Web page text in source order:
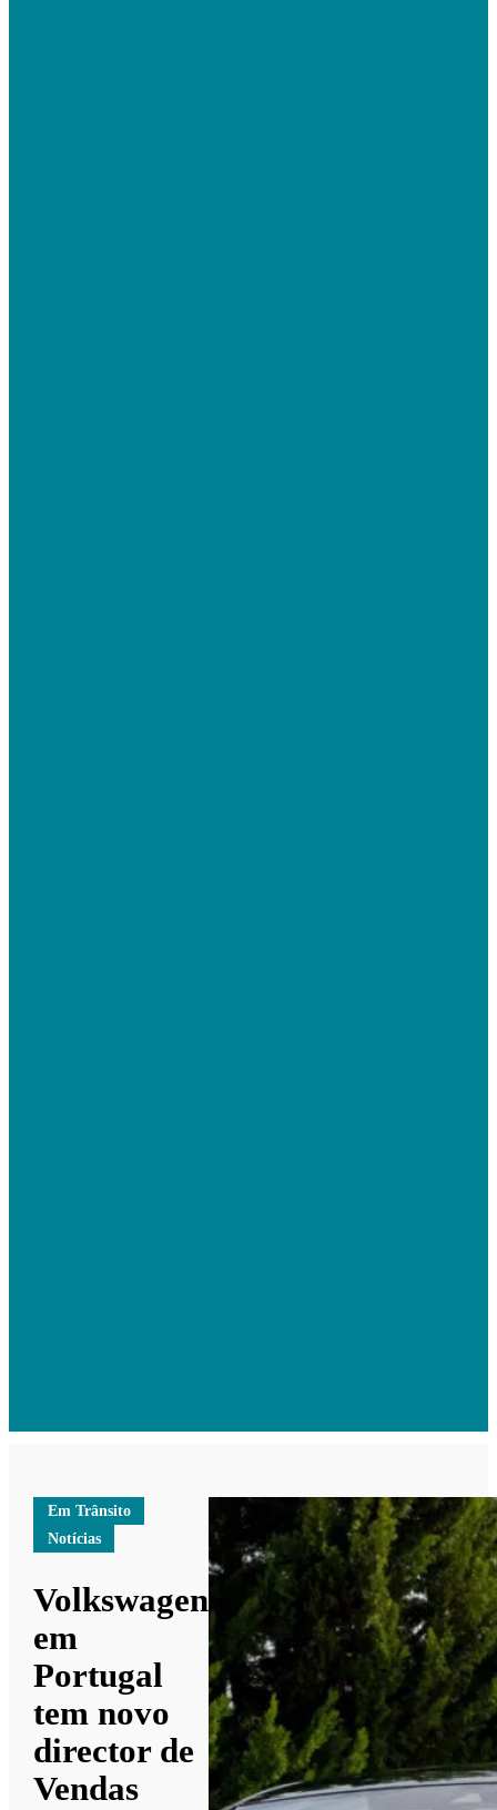
Em Trânsito
Notícias
Volkswagen
em
Portugal
tem novo
director de
Vendas